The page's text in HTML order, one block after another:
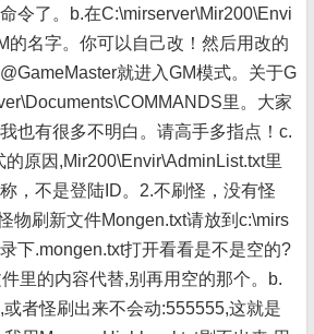
令了。b.在C:\mirserver\Mir200\Envi
的名字。你可以自己改！然后用改的
就进入GM模式。关于G
里。大家
也有很多不明白。请高手多指点！c.
原因,Mir200\Envir\AdminList.txt里
，不是登陆ID。2.不刷怪，没有怪
物刷新文件Mongen.txt请放到c:\mirs
下.mongen.txt打开看看是不是空的?
里的内容代替,别再用空的那个。b.
者怪刷出来不会动:555555,这就是